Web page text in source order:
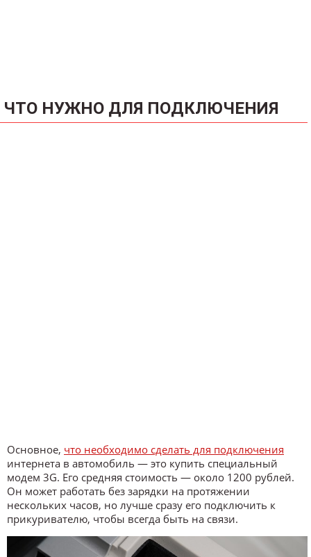
ЧТО НУЖНО ДЛЯ ПОДКЛЮЧЕНИЯ
Основное, что необходимо сделать для подключения
интернета в автомобиль — это купить специальный
модем 3G. Его средняя стоимость — около 1200 рублей.
Он может работать без зарядки на протяжении
нескольких часов, но лучше сразу его подключить к
прикуривателю, чтобы всегда быть на связи.